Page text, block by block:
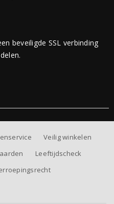
beveiligde SSL verbinding
Veilig winkelen
Leeftijdscheck